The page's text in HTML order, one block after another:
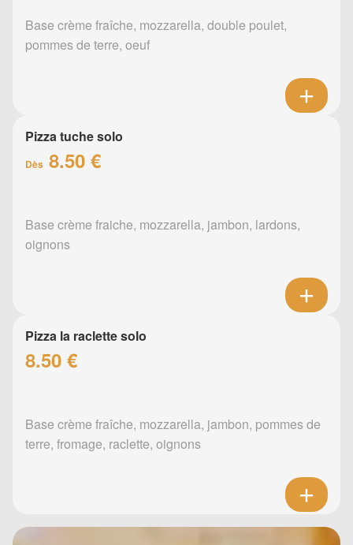
Base crème fraîche, mozzarella, double poulet,
pommes de terre, oeuf
Pizza tuche solo
Dès 8.50 €
Base crème fraiche, mozzarella, jambon, lardons,
oignons
Pizza la raclette solo
8.50 €
Base crème fraîche, mozzarella, jambon, pommes de
terre, fromage, raclette, oignons